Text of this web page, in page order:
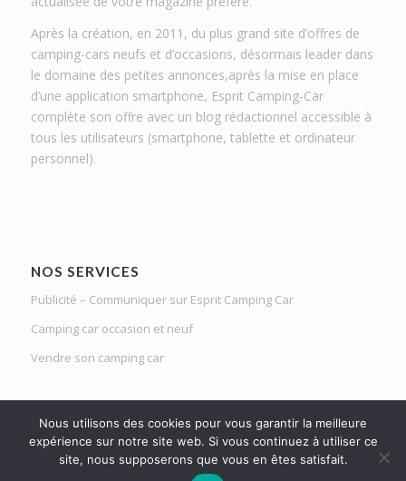
Après la création, en 2011, du plus grand site d’offres de
camping-cars neufs et d’occasions, désormais leader dans
le domaine des petites annonces,après la mise en place
d’une application smartphone, Esprit Camping-Car
complète son offre avec un blog rédactionnel accessible à
tous les utilisateurs (smartphone, tablette et ordinateur
personnel).
NOS SERVICES
Publicité – Communiquer sur Esprit Camping Car
Camping car occasion et neuf
Vendre son camping car
Le Mag d'Esprit Camping Car | Netlight solutions © 2020 | Tous droits
Nous utilisons des cookies pour vous garantir la meilleure
expérience sur notre site web. Si vous continuez à utiliser ce
site, nous supposerons que vous en êtes satisfait.